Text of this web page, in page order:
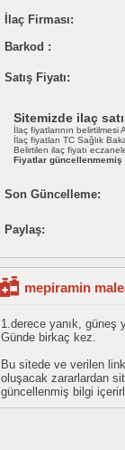
İlaç Firması:
Barkod :
Satış Fiyatı:
Sitemizde ilaç
İlaç fiyatlarının belirtilmesi
İlaç fiyatları TC Sağlık
Belirtilen ilaç fiyatı
Fiyatlar güncellenmemiş
Son Güncelleme:
Paylaş:
mepiramin
1.derece yanık, güneş
Günde birkaç kez.
Bu sitede ve verilen
oluşacak zararlardan
güncellenmiş bilgi